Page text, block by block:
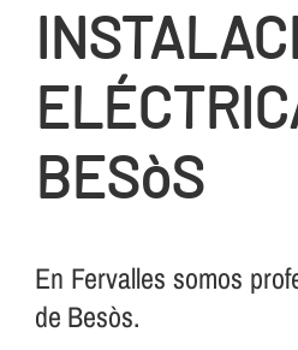
BESòS
En Fervalles somos
de Besòs.